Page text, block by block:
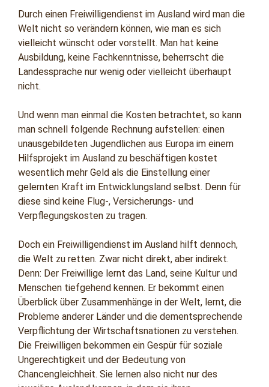
Durch einen Freiwilligendienst im Ausland wird man die
Welt nicht so verändern können, wie man es sich
vielleicht wünscht oder vorstellt. Man hat keine
Ausbildung, keine Fachkenntnisse, beherrscht die
Landessprache nur wenig oder vielleicht überhaupt
nicht.
Und wenn man einmal die Kosten betrachtet, so kann
man schnell folgende Rechnung aufstellen: einen
unausgebildeten Jugendlichen aus Europa im einem
Hilfsprojekt im Ausland zu beschäftigen kostet
wesentlich mehr Geld als die Einstellung einer
gelernten Kraft im Entwicklungsland selbst. Denn für
diese sind keine Flug-, Versicherungs- und
Verpflegungskosten zu tragen.
Doch ein Freiwilligendienst im Ausland hilft dennoch,
die Welt zu retten. Zwar nicht direkt, aber indirekt.
Denn: Der Freiwillige lernt das Land, seine Kultur und
Menschen tiefgehend kennen. Er bekommt einen
Überblick über Zusammenhänge in der Welt, lernt, die
Probleme anderer Länder und die dementsprechende
Verpflichtung der Wirtschaftsnationen zu verstehen.
Die Freiwilligen bekommen ein Gespür für soziale
Ungerechtigkeit und der Bedeutung von
Chancengleichheit. Sie lernen also nicht nur des